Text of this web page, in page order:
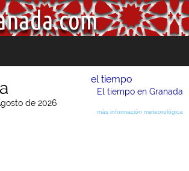
de 2026
el tiempo
El tiempo en Granada
más información meteorológica